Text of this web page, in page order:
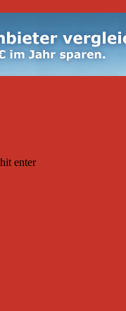
Subscribe to RSS
enter